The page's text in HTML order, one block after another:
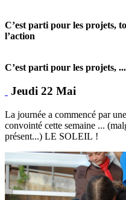
C’est parti pour les projets,
l’action
C’est parti pour les projets, ...
Jeudi 22 Mai
La journée a commencé par
convointé cette semaine ...
présent...) LE SOLEIL !